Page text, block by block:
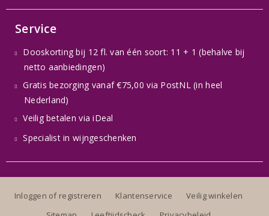
Service
Dooskorting bij 12 fl. van één soort: 11 + 1 (behalve bij
netto aanbiedingen)
Gratis bezorging vanaf €75,00 via PostNL (in heel
Nederland)
Veilig betalen via iDeal
Specialist in wijngeschenken
Inloggen of registreren Klantenservice
Veilig winkelen